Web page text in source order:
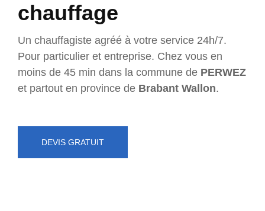
chauffage
Un chauffagiste agréé à votre service 24h/7.
Pour particulier et entreprise. Chez vous en
moins de 45 min dans la commune de PERWEZ
et partout en province de Brabant Wallon.
DEVIS GRATUIT